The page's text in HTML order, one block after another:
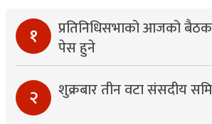
१
प्रतिनिधिसभाको आजको
पेस हुने
२ शुक्रबार तीन वटा संसदीय